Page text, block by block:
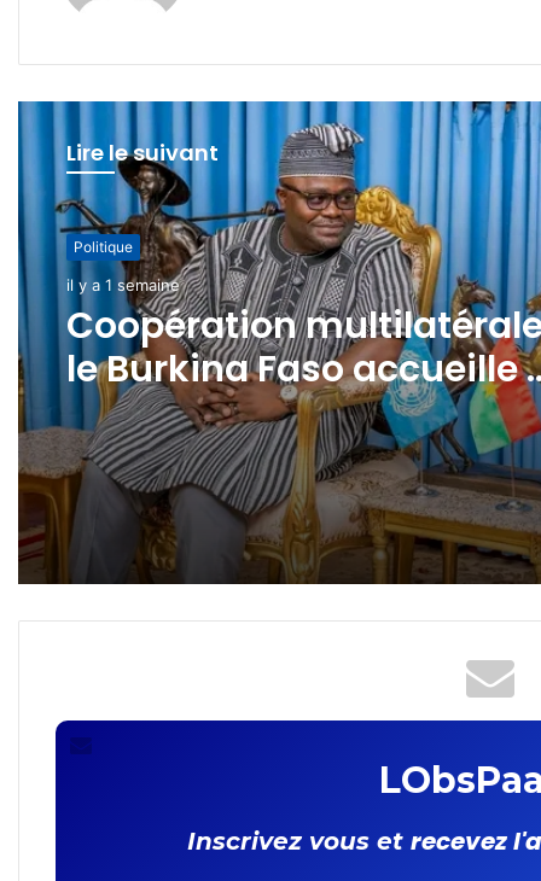
Lire le suivant
Politique
il y a 1 semaine
Coopération
le Burkina Faso accueille
nouveau Coordonnateur
résident du Système des
Nations Unies et un
Représentant résident du
FIDA
Inscrivez vous et recevez